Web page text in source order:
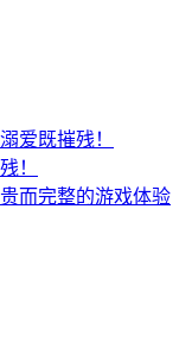
爱既摧残！
！
而完整的游戏体验